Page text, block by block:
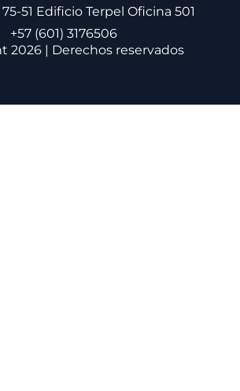
51 Edificio Terpel Oficina 501
+57 (601) 3176506
2026 | Derechos reservados